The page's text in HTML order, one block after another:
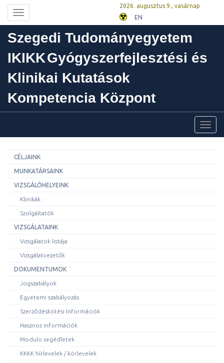
Toggle
navigation
2026. augusztus 9., vasárnap
EN
Szegedi Tudományegyetem
IKIKKGyógyszerfejlesztési és
Klinikai Kutatások
Kompetencia Központ
CÉLJAINK
MUNKATÁRSAINK
VIZSGÁLÓHELYEINK
Klinikák
Szolgáltatók
VIZSGÁLATAINK
Vizsgálatok listája
Vizsgálatvezetők
DOKUMENTUMOK
Jogszabályok
Egyetemi szabályozás
Szerződéskötési Információk
Hasznos információk
Modulo segédletek
KKKK hírlevelek / körlevelek